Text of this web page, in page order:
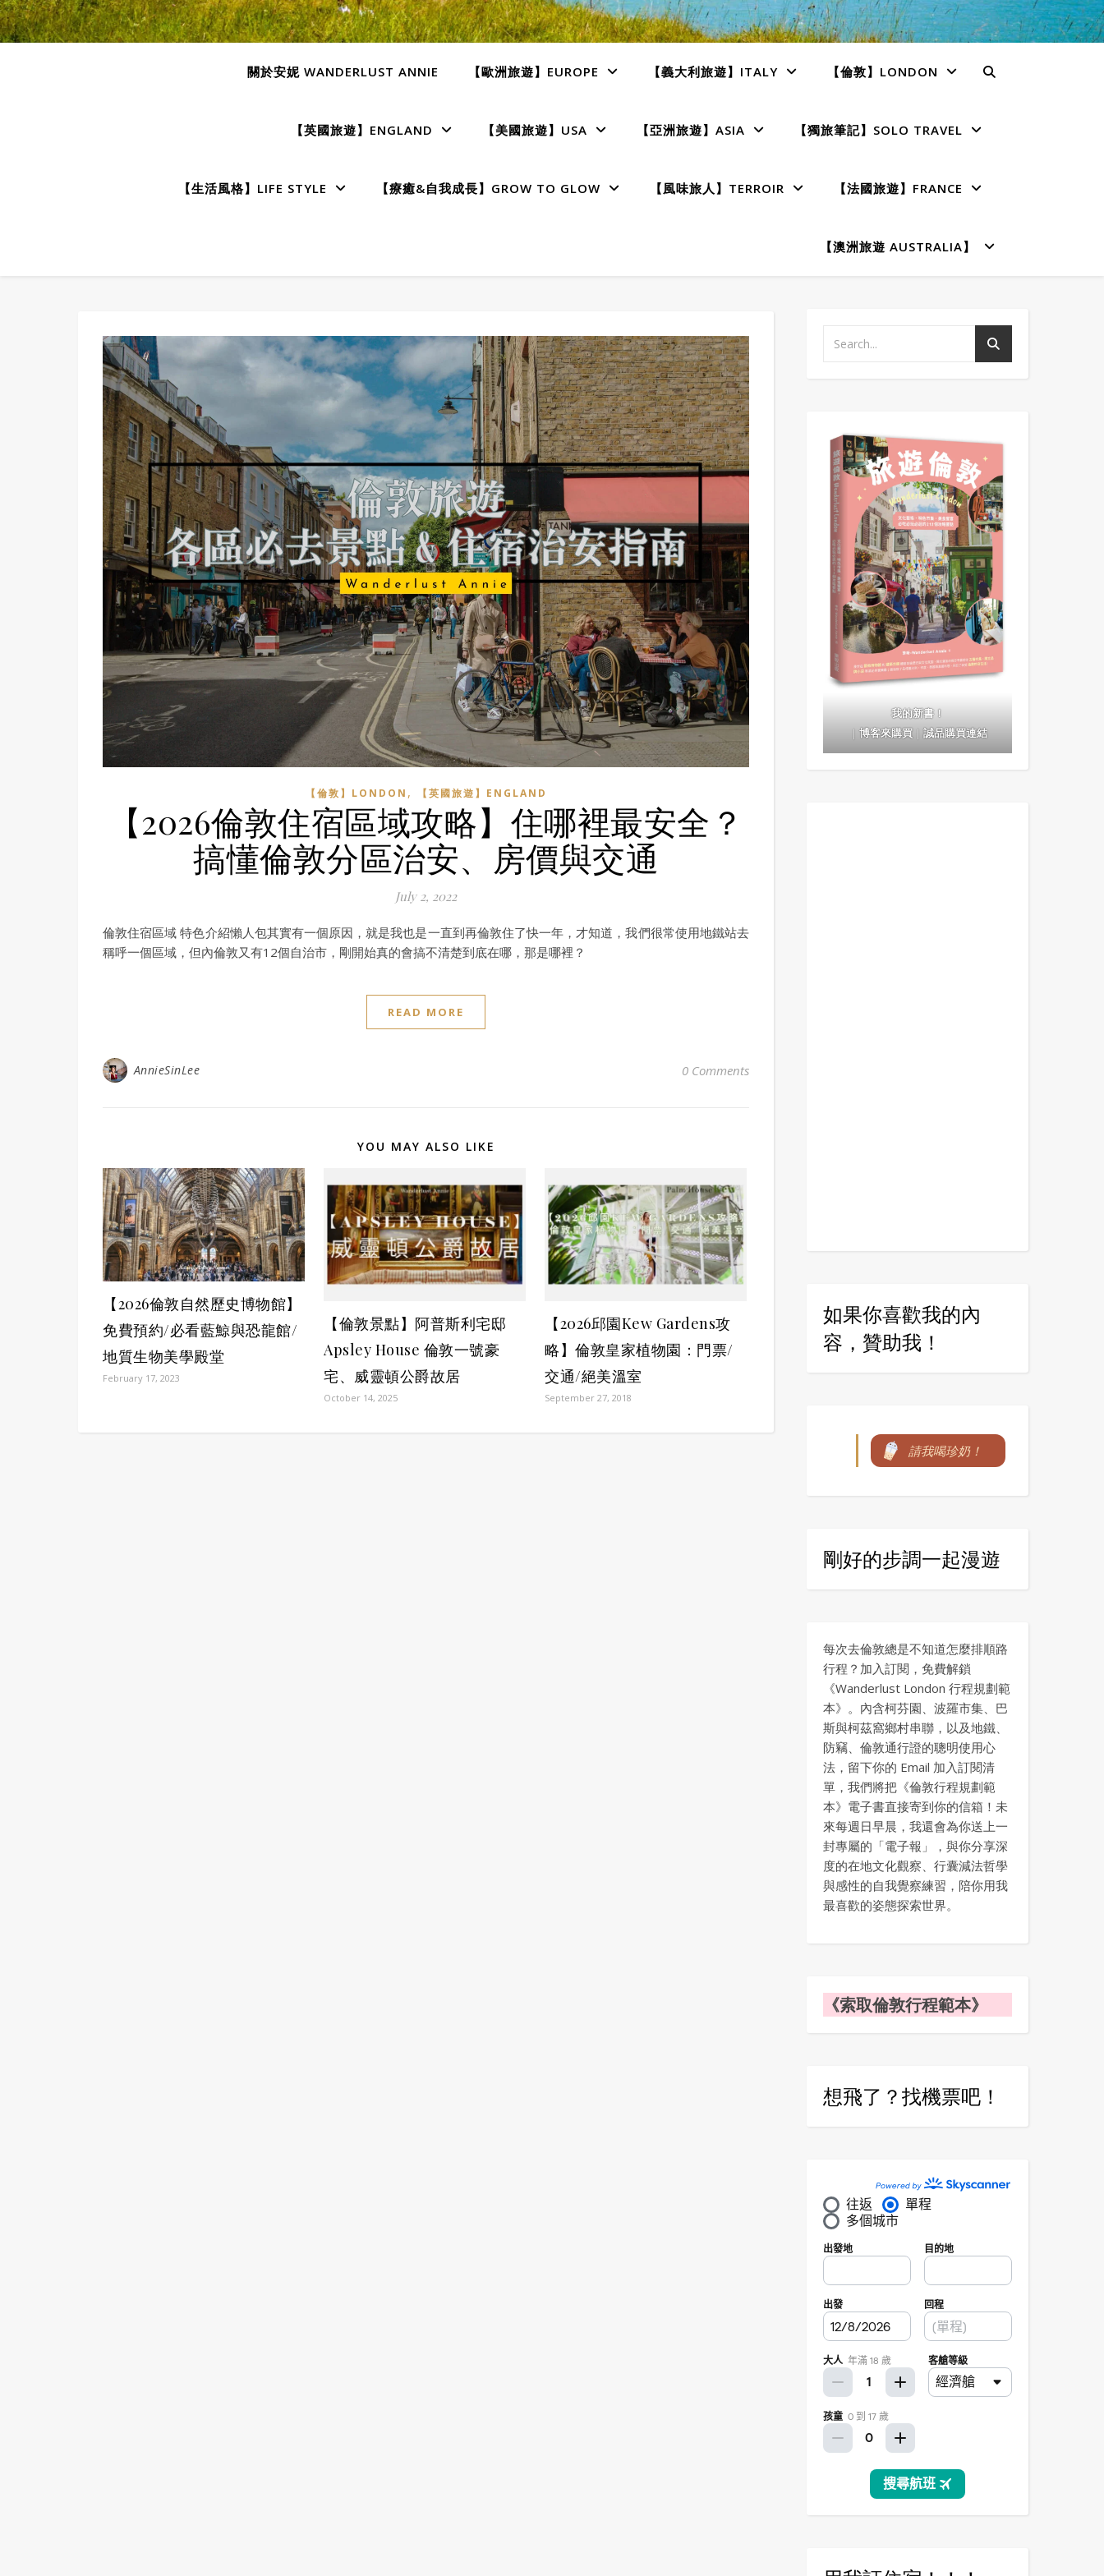
關於安妮 WANDERLUST ANNIE 【歐洲旅遊】EUROPE 【義大利旅遊】ITALY 【倫敦】LONDON
【英國旅遊】ENGLAND 【美國旅遊】USA 【亞洲旅遊】ASIA 【獨旅筆記】SOLO TRAVEL
【生活風格】LIFE STYLE 【療癒&自我成長】GROW TO GLOW 【風味旅人】TERROIR 【法國旅遊】FRANCE
【澳洲旅遊 AUSTRALIA】
【倫敦】LONDON , 【英國旅遊】ENGLAND
【2026倫敦住宿區域攻略】住哪裡最安全？
搞懂倫敦分區治安、房價與交通
July 2, 2022
倫敦住宿區域 特色介紹懶人包其實有一個原因，就是我也是一直到再倫敦住了快一年，才知道，我們很常使用地鐵站去
稱呼一個區域，但內倫敦又有12個自治市，剛開始真的會搞不清楚到底在哪，那是哪裡？
READ MORE
AnnieSinLee 0 Comments
YOU MAY ALSO LIKE
【2026倫敦自然歷史博物館】
免費預約/必看藍鯨與恐龍館/
地質生物美學殿堂
February 17, 2023
【倫敦景點】阿普斯利宅邸
Apsley House 倫敦一號豪
宅、威靈頓公爵故居
October 14, 2025
【2026邱園Kew Gardens攻
略】倫敦皇家植物園：門票/
交通/絕美溫室
September 27, 2018
我的新書！
｜博客來購買｜誠品購買連結
如果你喜歡我的內
容，贊助我！
請我喝珍奶！
剛好的步調一起漫遊
每次去倫敦總是不知道怎麼排順路
行程？加入訂閱，免費解鎖
《Wanderlust London 行程規劃範
本》。內含柯芬園、波羅市集、巴
斯與柯茲窩鄉村串聯，以及地鐵、
防竊、倫敦通行證的聰明使用心
法，留下你的 Email 加入訂閱清
單，我們將把《倫敦行程規劃範
本》電子書直接寄到你的信箱！未
來每週日早晨，我還會為你送上一
封專屬的「電子報」，與你分享深
度的在地文化觀察、行囊減法哲學
與感性的自我覺察練習，陪你用我
最喜歡的姿態探索世界。
《索取倫敦行程範本》
想飛了？找機票吧！